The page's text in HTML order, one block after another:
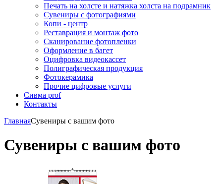
Печать на холсте и натяжка холста на подрамник
Сувениры с фотографиями
Копи - центр
Реставрация и монтаж фото
Сканирование фотопленки
Оформление в багет
Оцифровка видеокассет
Полиграфическая продукция
Фотокерамика
Прочие цифровые услуги
Сивма prof
Контакты
ГлавнаяСувениры с вашим фото
Сувениры с вашим фото